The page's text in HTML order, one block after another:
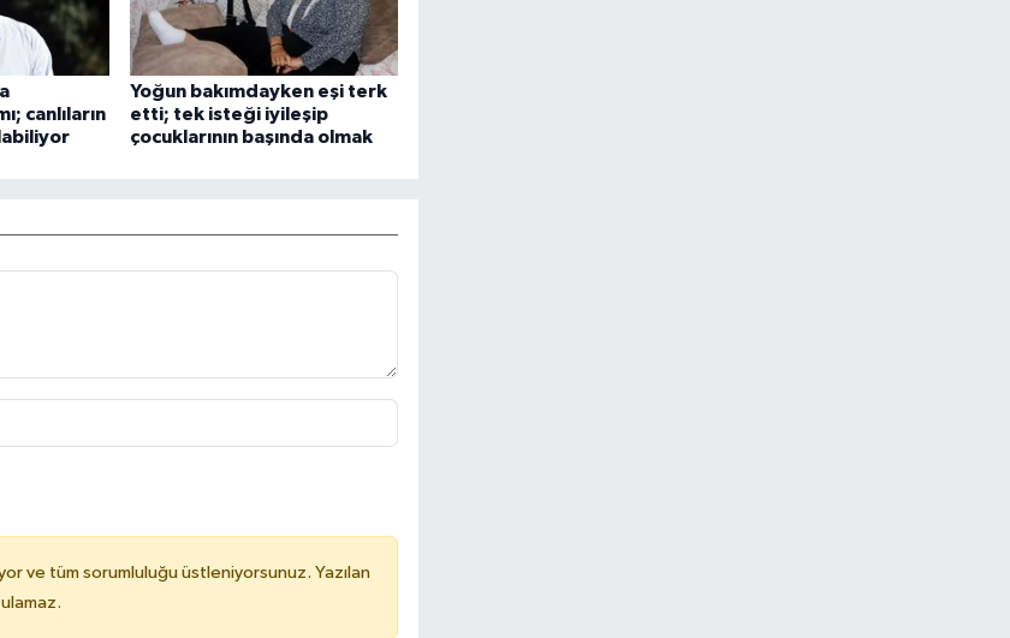
canlıların
Yoğun bakımdayken eşi terk
etti; tek isteği iyileşip
çocuklarının başında olmak
ve tüm sorumluluğu üstleniyorsunuz. Yazılan